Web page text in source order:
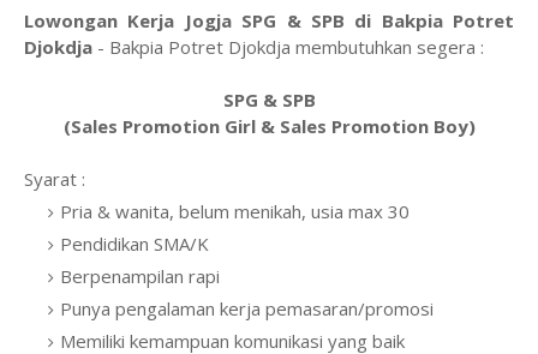
Lowongan Kerja Jogja SPG & SPB di Bakpia Potret
Djokdja - Bakpia Potret Djokdja membutuhkan segera :
SPG & SPB
(Sales Promotion Girl & Sales Promotion Boy)
Syarat :
Pria & wanita, belum menikah, usia max 30
Pendidikan SMA/K
Berpenampilan rapi
Punya pengalaman kerja pemasaran/promosi
Memiliki kemampuan komunikasi yang baik